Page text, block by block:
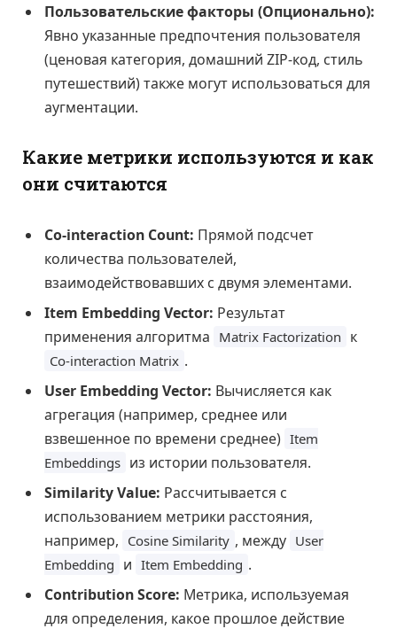
Пользовательские факторы (Опционально):
Явно указанные предпочтения пользователя
(ценовая категория, домашний ZIP-код, стиль
путешествий) также могут использоваться для
аугментации.
Какие метрики используются и как
они считаются
Co-interaction Count: Прямой подсчет
количества пользователей,
взаимодействовавших с двумя элементами.
Item Embedding Vector: Результат
применения алгоритма Matrix Factorization к
Co-interaction Matrix .
User Embedding Vector: Вычисляется как
агрегация (например, среднее или
взвешенное по времени среднее) Item
Embeddings из истории пользователя.
Similarity Value: Рассчитывается с
использованием метрики расстояния,
например, Cosine Similarity , между User
Embedding и Item Embedding .
Contribution Score: Метрика, используемая
для определения, какое прошлое действие